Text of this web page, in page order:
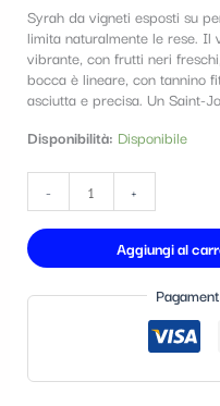
Syrah da vigneti esposti su
limita naturalmente le rese.
vibrante, con frutti neri
bocca è lineare, con tannino
asciutta e precisa. Un Saint-
Disponibilità: Disponibile
- +
Aggiungi al
a
t
e
g
i
a